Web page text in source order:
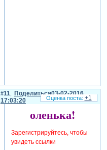
Поделиться
11
03-02-2016
17:03:20
оленька!
Зарегистрируйтесь, чтобы
увидеть ссылки
+1